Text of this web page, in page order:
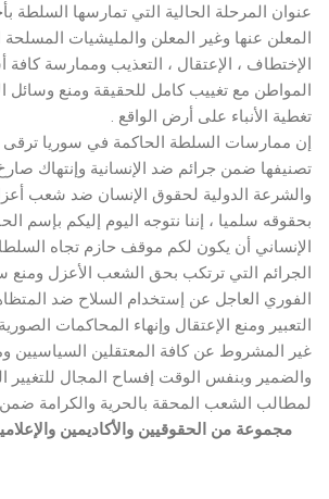
عنوان المرحلة الحالية التي تمارسها السلطة
المعلن عنها وغير المعلن والمليشيات المسلحة
الإختطاف ، الإعتقال ، التعذيب وممارسة كافة
المواطن مع تغييب كامل للحقيقة ومنع وسائل
تغطية الأنباء على أرض الواقع .
إن ممارسات السلطة الحاكمة في سوريا
تصنيفها ضمن جرائم ضد الإنسانية وإنتهاك
والشرعة الدولية لحقوق الإنسان ضد شعب
بحقوقه سلميا ، إننا نتوجه اليوم إليكم بإسم
الإنساني أن يكون لكم موقف حازم تجاه
الجرائم التي ترتكب بحق الشعب الأعزل ومنع
الفوري العاجل عن إستخدام السلاح ضد
التعبير ومنع الإعتقال وإنهاء المحاكمات
غير المشروط عن كافة المعتقلين السياسيين
والضمير وبنفس الوقت إفساح المجال للتغيير
لمطالب الشعب المحقة بالحرية والكرامة ضمن
مجموعة من الحقوقيين والأكاديمين